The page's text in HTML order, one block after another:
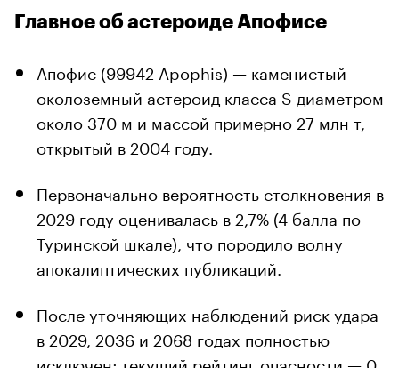
Главное об астероиде Апофисе
Апофис (99942 Apophis) — каменистый
околоземный астероид класса S диаметром
около 370 м и массой примерно 27 млн т,
открытый в 2004 году.
Первоначально вероятность столкновения в
2029 году оценивалась в 2,7% (4 балла по
Туринской шкале), что породило волну
апокалиптических публикаций.
После уточняющих наблюдений риск удара
в 2029, 2036 и 2068 годах полностью
исключен; текущий рейтинг опасности — 0.